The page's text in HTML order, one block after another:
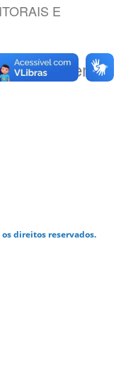
E
por ordem
os direitos reservados.